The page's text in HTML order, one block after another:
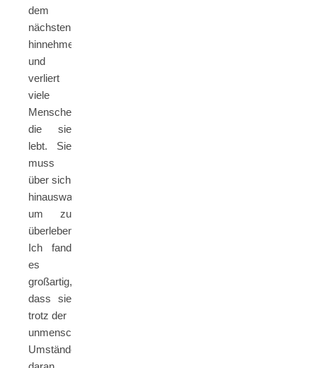
dem
nächsten
hinnehmen
und
verliert
viele
Menschen,
die sie
lebt. Sie
muss
über sich
hinauswachsen,
um zu
überleben.
Ich fand
es
großartig,
dass sie
trotz der
unmenschlichen
Umstände